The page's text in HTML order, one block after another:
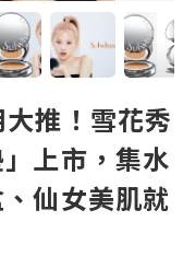
推！雪花秀
」上市，集水
仙女美肌就